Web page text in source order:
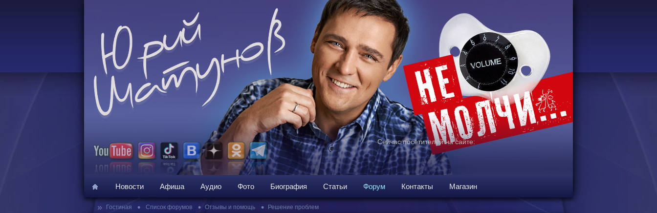
Сейчас посетителей на сайте:
Новости Афиша Аудио Фото Биография Статьи Форум Контакты Магазин
» Гостиная • Список форумов • Отзывы и помощь • Решение проблем